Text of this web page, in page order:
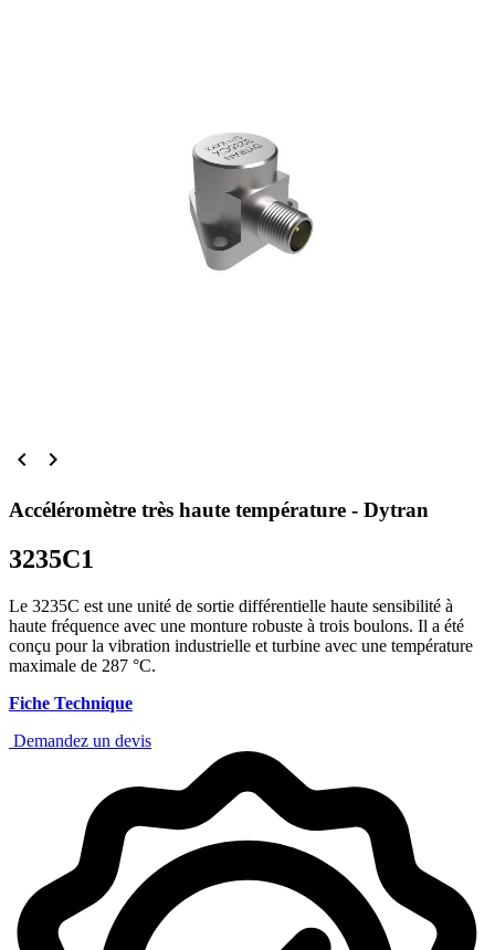
 
Accéléromètre très haute température - Dytran
3235C1
Le 3235C est une unité de sortie différentielle haute sensibilité à
haute fréquence avec une monture robuste à trois boulons. Il a été
conçu pour la vibration industrielle et turbine avec une température
maximale de 287 °C.
Fiche Technique
Demandez un devis